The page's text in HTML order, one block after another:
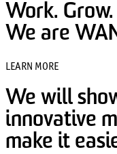
Work.
We are
LEARN MORE
We will
innovative
make it